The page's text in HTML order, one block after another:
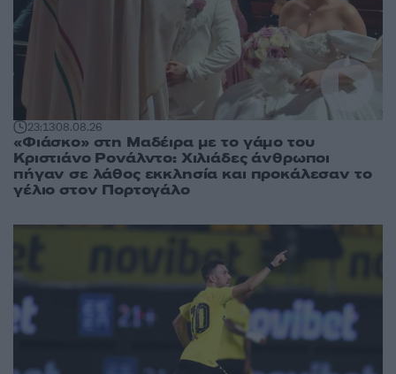
23:1308.08.26
«Φιάσκο» στη Μαδέιρα με το γάμο του
Κριστιάνο Ρονάλντο: Χιλιάδες άνθρωποι
πήγαν σε λάθος εκκλησία και προκάλεσαν το
γέλιο στον Πορτογάλο